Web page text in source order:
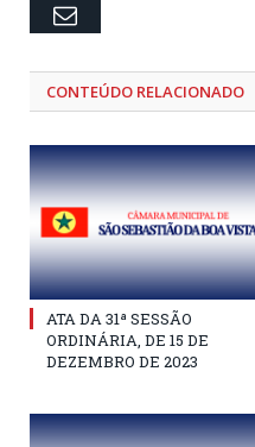
Email
CONTEÚDO RELACIONADO
ATA DA 31ª SESSÃO
ORDINÁRIA, DE 15 DE
DEZEMBRO DE 2023